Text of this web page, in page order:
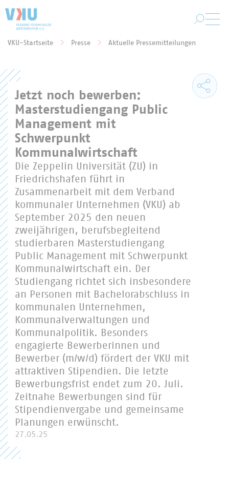
VKU-Startseite Presse Aktuelle Pressemitteilungen
Jetzt noch bewerben:
Masterstudiengang Public
Management mit
Schwerpunkt
Kommunalwirtschaft
Die Zeppelin Universität (ZU) in
Friedrichshafen führt in
Zusammenarbeit mit dem Verband
kommunaler Unternehmen (VKU) ab
September 2025 den neuen
zweijährigen, berufsbegleitend
studierbaren Masterstudiengang
Public Management mit Schwerpunkt
Kommunalwirtschaft ein. Der
Studiengang richtet sich insbesondere
an Personen mit Bachelorabschluss in
kommunalen Unternehmen,
Kommunalverwaltungen und
Kommunalpolitik. Besonders
engagierte Bewerberinnen und
Bewerber (m/w/d) fördert der VKU mit
attraktiven Stipendien. Die letzte
Bewerbungsfrist endet zum 20. Juli.
Zeitnahe Bewerbungen sind für
Stipendienvergabe und gemeinsame
Planungen erwünscht.
27.05.25